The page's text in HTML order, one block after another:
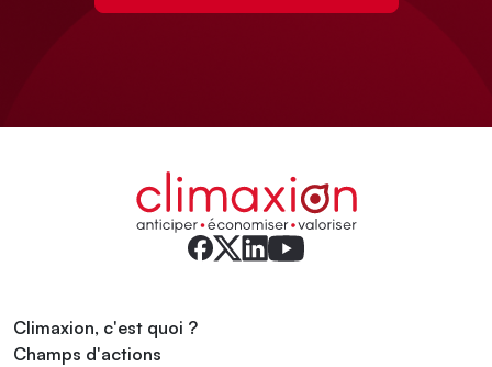
Climaxion, c'est quoi ?
Champs d'actions